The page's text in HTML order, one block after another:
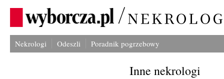
Nekrologi Odeszli Poradnik pogrzebowy
Inne nekrologi